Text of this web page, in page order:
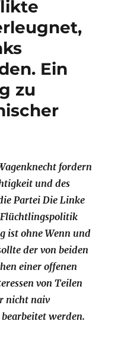
Ein
zu
fordern
und des
Partei Die Linke
ist ohne Wenn und
der von beiden
einer offenen
von Teilen
nicht naiv
werden.
verleugnet,